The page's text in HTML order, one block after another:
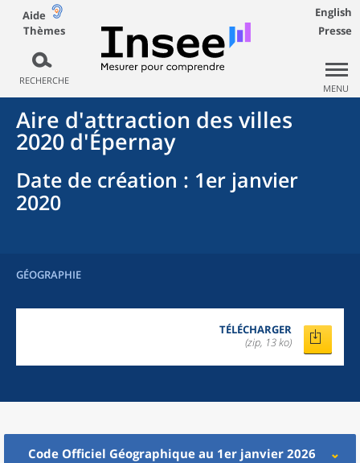
Aide
Thèmes
RECHERCHE
English
Presse
MENU
Aire d'attraction des villes
2020 d'Épernay
Date de création : 1er janvier
2020
GÉOGRAPHIE
TÉLÉCHARGER
(zip, 13 ko)
Code Officiel Géographique au 1er janvier 2026